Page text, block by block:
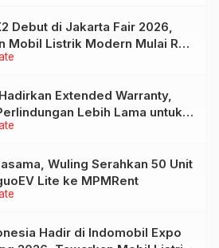
Debut di Jakarta Fair 2026,
Mobil Listrik Modern Mulai Rp
Extended Warranty,
Lebih Lama untuk
ini
Wuling Serahkan 50 Unit
Lite ke MPMRent
Hadir di Indomobil Expo